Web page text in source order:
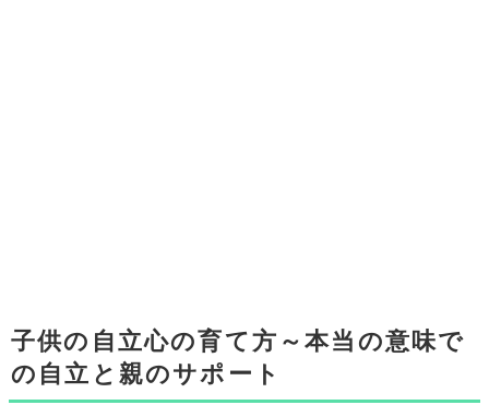
子供の自立心の育て方～本当の意味で
の自立と親のサポート